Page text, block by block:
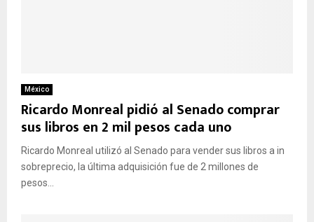
México
Ricardo Monreal pidió al Senado comprar
sus libros en 2 mil pesos cada uno
Ricardo Monreal utilizó al Senado para vender sus libros a in
sobreprecio, la última adquisición fue de 2 millones de
pesos...